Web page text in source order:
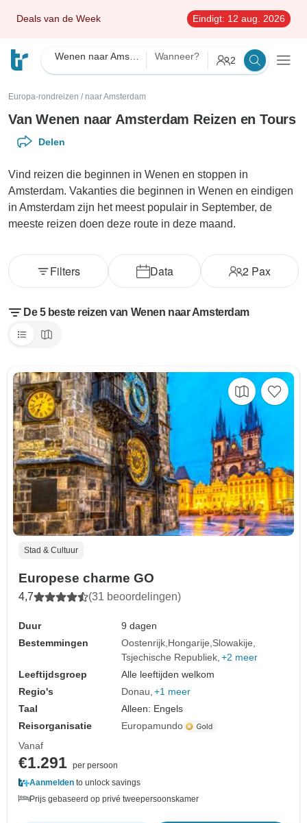
Deals van de Week Eindigt: 12 aug. 2026
Wanneer? 2
Europa-rondreizen / naar Amsterdam
Van Wenen naar Amsterdam Reizen en Tours
Delen
Vind reizen die beginnen in Wenen en stoppen in
Amsterdam. Vakanties die beginnen in Wenen en eindigen
in Amsterdam zijn het meest populair in September, de
meeste reizen doen deze route in deze maand.
Data 2 Pax
Filters
De 5 beste reizen van Wenen naar Amsterdam
Stad & Cultuur
Europese charme GO
4,7 (31 beoordelingen)
Duur
9 dagen
Bestemmingen
Oostenrijk Hongarije Slowakije
Tsjechische Republiek +2 meer
Leeftijdsgroep
Alle leeftijden welkom
Regio's
Donau +1 meer
Taal
Alleen: Engels
Reisorganisatie
Europamundo
Vanaf
€1.291 per persoon
Aanmelden to unlock savings
Prijs gebaseerd op privé tweepersoonskamer